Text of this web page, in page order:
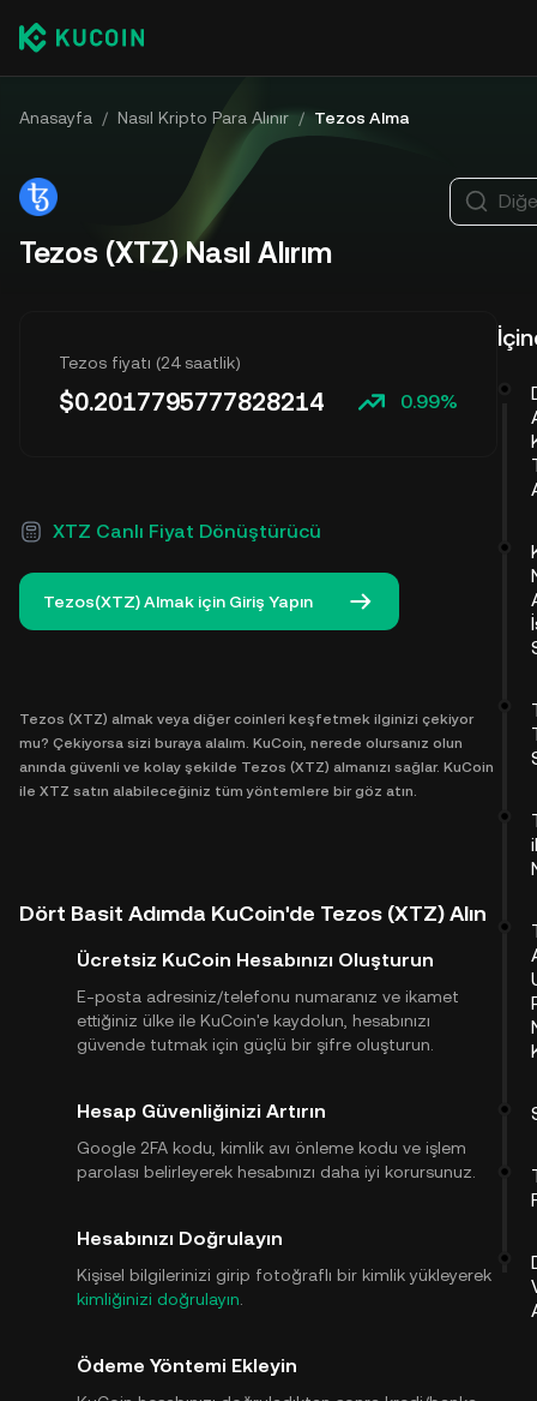
Anasayfa / Nasıl Kripto Para Alınır / Tezos Alma
Tezos (XTZ) Nasıl Alırım
Tezos fiyatı (24 saatlik)
$0.2017795777828214 0.99%
XTZ Canlı Fiyat Dönüştürücü
Tezos(XTZ) Almak için Giriş Yapın
Tezos (XTZ) almak veya diğer coinleri keşfetmek ilginizi çekiyor
mu? Çekiyorsa sizi buraya alalım. KuCoin, nerede olursanız olun
anında güvenli ve kolay şekilde Tezos (XTZ) almanızı sağlar. KuCoin
ile XTZ satın alabileceğiniz tüm yöntemlere bir göz atın.
Dört Basit Adımda KuCoin'de Tezos (XTZ) Alın
Ücretsiz KuCoin Hesabınızı Oluşturun
E-posta adresiniz/telefonu numaranız ve ikamet
ettiğiniz ülke ile KuCoin'e kaydolun, hesabınızı
güvende tutmak için güçlü bir şifre oluşturun.
Hesap Güvenliğinizi Artırın
Google 2FA kodu, kimlik avı önleme kodu ve işlem
parolası belirleyerek hesabınızı daha iyi korursunuz.
Hesabınızı Doğrulayın
Kişisel bilgilerinizi girip fotoğraflı bir kimlik yükleyerek
kimliğinizi doğrulayın
Ödeme Yöntemi Ekleyin